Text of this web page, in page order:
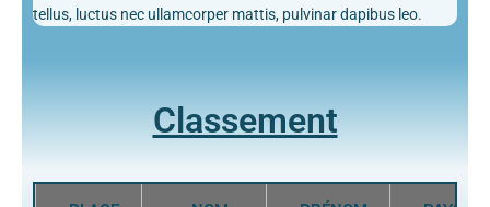
tellus, luctus nec ullamcorper mattis, pulvinar dapibus leo.
Classement